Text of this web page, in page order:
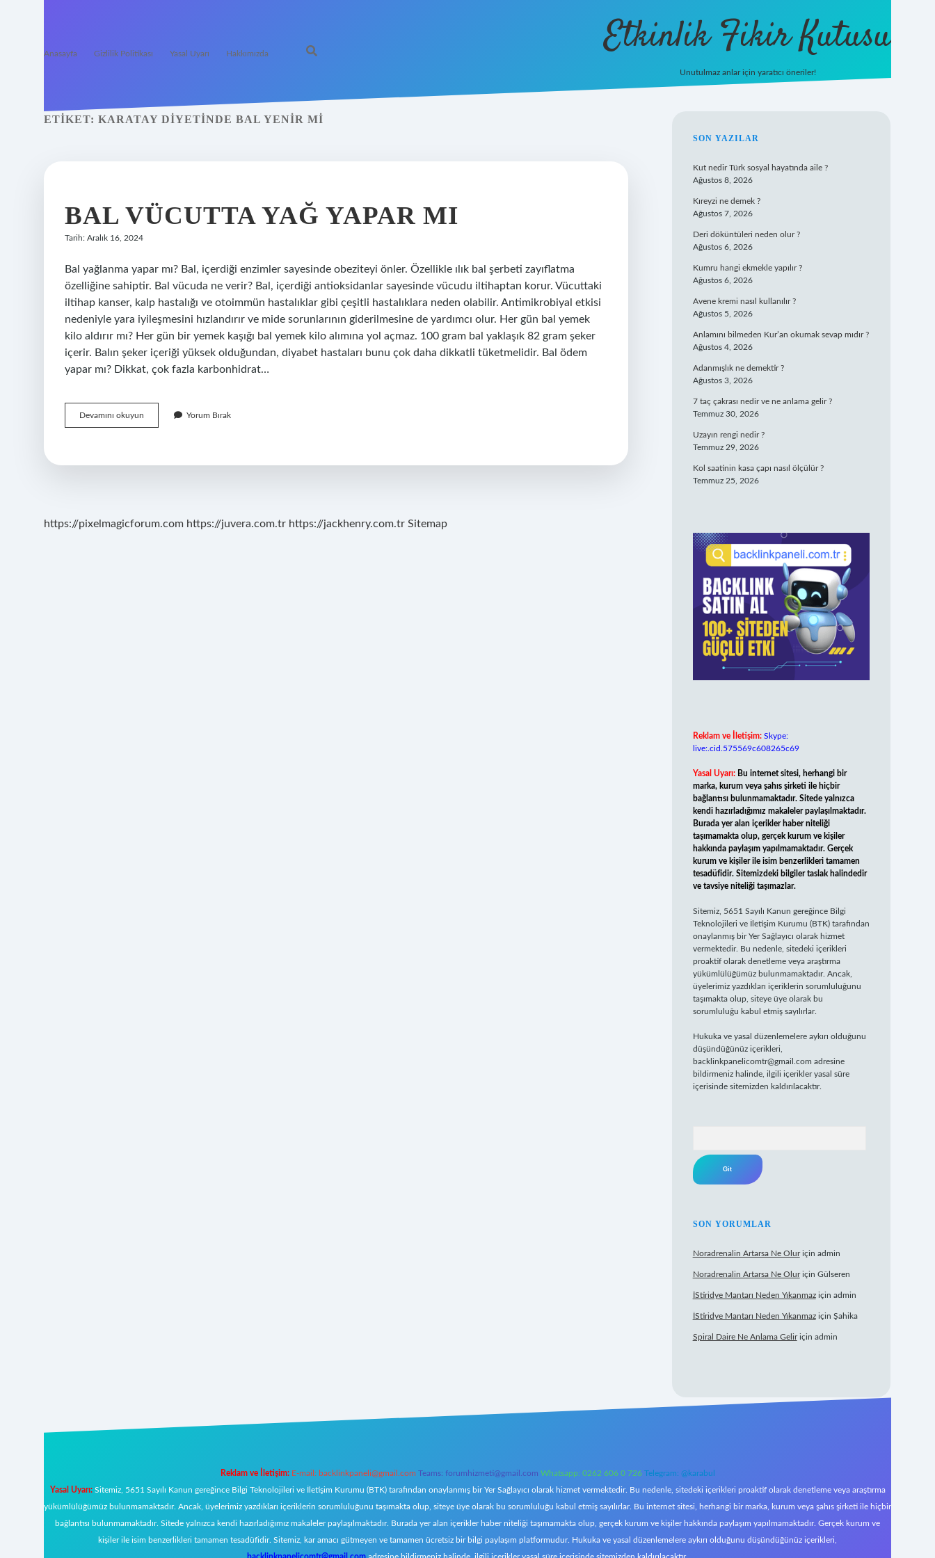
Anasayfa Gizlilik Politikası Yasal Uyarı Hakkımızda Etkinlik Fikir Kutusu
Unutulmaz anlar için yaratıcı öneriler!
ETIKET: KARATAY DIYETINDE BAL YENIR MI
BAL VÜCUTTA YAĞ YAPAR MI
Tarih: Aralık 16, 2024
Bal yağlanma yapar mı? Bal, içerdiği enzimler sayesinde obeziteyi önler. Özellikle ılık bal şerbeti zayıflatma
özelliğine sahiptir. Bal vücuda ne verir? Bal, içerdiği antioksidanlar sayesinde vücudu iltihaptan korur. Vücuttaki
iltihap kanser, kalp hastalığı ve otoimmün hastalıklar gibi çeşitli hastalıklara neden olabilir. Antimikrobiyal etkisi
nedeniyle yara iyileşmesini hızlandırır ve mide sorunlarının giderilmesine de yardımcı olur. Her gün bal yemek
kilo aldırır mı? Her gün bir yemek kaşığı bal yemek kilo alımına yol açmaz. 100 gram bal yaklaşık 82 gram şeker
içerir. Balın şeker içeriği yüksek olduğundan, diyabet hastaları bunu çok daha dikkatli tüketmelidir. Bal ödem
yapar mı? Dikkat, çok fazla karbonhidrat…
Devamını okuyun
Vücutta
Mı
Yorum Bırak
https://pixelmagicforum.com https://juvera.com.tr https://jackhenry.com.tr Sitemap
SIDEBAR
SON YAZILAR
Kut nedir Türk sosyal hayatında aile ?
Ağustos 8, 2026
Kıreyzi ne demek ?
Ağustos 7, 2026
Deri döküntüleri neden olur ?
Ağustos 6, 2026
Kumru hangi ekmekle yapılır ?
Ağustos 6, 2026
Avene kremi nasıl kullanılır ?
Ağustos 5, 2026
Anlamını bilmeden Kur’an okumak sevap mıdır ?
Ağustos 4, 2026
Adanmışlık ne demektir ?
Ağustos 3, 2026
7 taç çakrası nedir ve ne anlama gelir ?
Temmuz 30, 2026
Uzayın rengi nedir ?
Temmuz 29, 2026
Kol saatinin kasa çapı nasıl ölçülür ?
Temmuz 25, 2026
Reklam ve İletişim: Skype:
live:.cid.575569c608265c69
Yasal Uyarı: Bu internet sitesi, herhangi bir
marka, kurum veya şahıs şirketi ile hiçbir
bağlantısı bulunmamaktadır. Sitede yalnızca
kendi hazırladığımız makaleler paylaşılmaktadır.
Burada yer alan içerikler haber niteliği
taşımamakta olup, gerçek kurum ve kişiler
hakkında paylaşım yapılmamaktadır. Gerçek
kurum ve kişiler ile isim benzerlikleri tamamen
tesadüfidir. Sitemizdeki bilgiler taslak halindedir
ve tavsiye niteliği taşımazlar.
Sitemiz, 5651 Sayılı Kanun gereğince Bilgi
Teknolojileri ve İletişim Kurumu (BTK) tarafından
onaylanmış bir Yer Sağlayıcı olarak hizmet
vermektedir. Bu nedenle, sitedeki içerikleri
proaktif olarak denetleme veya araştırma
yükümlülüğümüz bulunmamaktadır. Ancak,
üyelerimiz yazdıkları içeriklerin sorumluluğunu
taşımakta olup, siteye üye olarak bu
sorumluluğu kabul etmiş sayılırlar.
Hukuka ve yasal düzenlemelere aykırı olduğunu
düşündüğünüz içerikleri,
backlinkpanelicomtr@gmail.com adresine
bildirmeniz halinde, ilgili içerikler yasal süre
içerisinde sitemizden kaldırılacaktır.
SON YORUMLAR
Noradrenalin Artarsa Ne Oluriçin admin
Noradrenalin Artarsa Ne Oluriçin Gülseren
İStiridye Mantarı Neden Yıkanmaziçin admin
İStiridye Mantarı Neden Yıkanmaziçin Şahika
Spiral Daire Ne Anlama Geliriçin admin
Reklam ve İletişim: E-mail: backlinkpaneli@gmail.com Teams: forumhizmeti@gmail.com Whatsapp: 0262 606 0 726 Telegram: @karabul
Yasal Uyarı:Sitemiz, 5651 Sayılı Kanun gereğince Bilgi Teknolojileri ve İletişim Kurumu (BTK) tarafından onaylanmış bir Yer Sağlayıcı olarak hizmet vermektedir. Bu nedenle, sitedeki içerikleri proaktif olarak denetleme veya araştırma
yükümlülüğümüz bulunmamaktadır. Ancak, üyelerimiz yazdıkları içeriklerin sorumluluğunu taşımakta olup, siteye üye olarak bu sorumluluğu kabul etmiş sayılırlar. Bu internet sitesi, herhangi bir marka, kurum veya şahıs şirketi ile hiçbir
bağlantısı bulunmamaktadır. Sitede yalnızca kendi hazırladığımız makaleler paylaşılmaktadır. Burada yer alan içerikler haber niteliği taşımamakta olup, gerçek kurum ve kişiler hakkında paylaşım yapılmamaktadır. Gerçek kurum ve
kişiler ile isim benzerlikleri tamamen tesadüfidir. Sitemiz, kar amacı gütmeyen ve tamamen ücretsiz bir bilgi paylaşım platformudur. Hukuka ve yasal düzenlemelere aykırı olduğunu düşündüğünüz içerikleri,